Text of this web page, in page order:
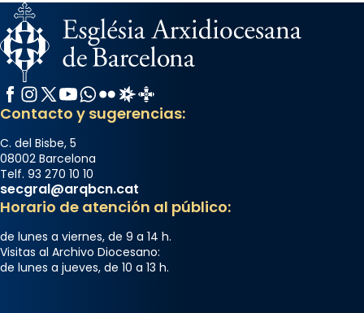
Facebook
Instagram
X / Twitter
YouTube
WhatsApp
FlickrRadio Estel
Catalunya Cristiana
Contacto y sugerencias:
C. del Bisbe, 5
08002 Barcelona
Telf. 93 270 10 10
secgral@arqbcn.cat
Horario de atención al público:
de lunes a viernes, de 9 a 14 h.
Visitas al Archivo Diocesano:
de lunes a jueves, de 10 a 13 h.